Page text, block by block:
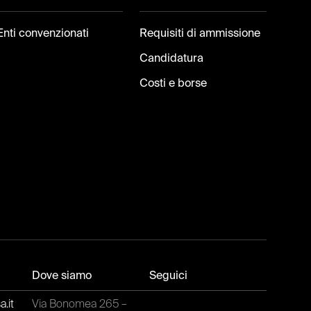
convenzionati Requisiti di ammissione
Candidatura
Costi e borse
Dove siamo
Via Bonomea 265 –
Seguici